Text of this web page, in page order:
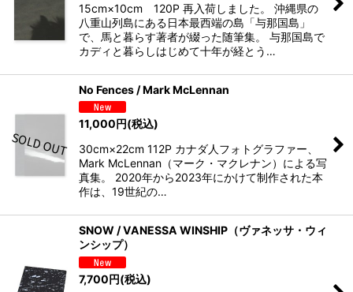
15cm×10cm 120P 再入荷しました。 沖縄県の
八重山列島にある日本最西端の島「与那国島」
で、馬と暮らす著者が綴った随筆集。 与那国島で
カディと暮らしはじめて十年が経とう…
No Fences / Mark McLennan
11,000円(税込)
30cm×22cm 112P カナダ人フォトグラファー、
Mark McLennan（マーク・マクレナン）による写
真集。 2020年から2023年にかけて制作された本
作は、19世紀の…
SNOW / VANESSA WINSHIP（ヴァネッサ・ウィ
ンシップ）
7,700円(税込)